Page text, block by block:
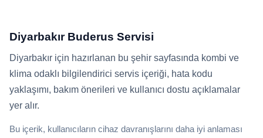
Diyarbakır Buderus Servisi
Diyarbakır için hazırlanan bu şehir sayfasında kombi ve
klima odaklı bilgilendirici servis içeriği, hata kodu
yaklaşımı, bakım önerileri ve kullanıcı dostu açıklamalar
yer alır.
Bu içerik, kullanıcıların cihaz davranışlarını daha iyi anlaması